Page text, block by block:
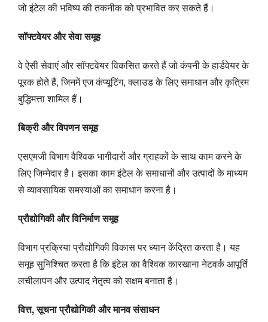
जो इंटेल की भविष्य की तकनीक को प्रभावित कर सकते हैं।
सॉफ्टवेयर और सेवा समूह
वे ऐसी सेवाएं और सॉफ्टवेयर विकसित करते हैं जो कंपनी के हार्डवेयर के
पूरक होते हैं, जिनमें एज कंप्यूटिंग, क्लाउड के लिए समाधान और कृत्रिम
बुद्धिमत्ता शामिल हैं।
बिक्री और विपणन समूह
एसएमजी विभाग वैश्विक भागीदारों और ग्राहकों के साथ काम करने के
लिए जिम्मेदार है। इसका काम इंटेल के समाधानों और उत्पादों के माध्यम
से व्यावसायिक समस्याओं का समाधान करना है।
प्रौद्योगिकी और विनिर्माण समूह
विभाग प्रक्रिया प्रौद्योगिकी विकास पर ध्यान केंद्रित करता है। यह
समूह सुनिश्चित करता है कि इंटेल का वैश्विक कारखाना नेटवर्क आपूर्ति
लचीलापन और उत्पाद नेतृत्व को सक्षम बनाता है।
वित्त, सूचना प्रौद्योगिकी और मानव संसाधन